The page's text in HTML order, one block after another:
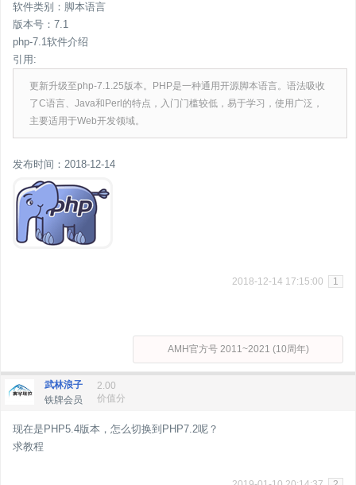
软件类别：脚本语言
版本号：7.1
php-7.1软件介绍
引用:
更新升级至php-7.1.25版本。PHP是一种通用开源脚本语言。语法吸收
了C语言、Java和Perl的特点，入门门槛较低，易于学习，使用广泛，
主要适用于Web开发领域。
发布时间：2018-12-14
2018-12-14 17:15:00 1
AMH官方号 2011~2021 (10周年)
武林浪子
铁牌会员
2.00
价值分
现在是PHP5.4版本，怎么切换到PHP7.2呢？
求教程